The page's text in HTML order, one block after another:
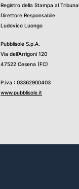
Registro della Stampa al
Direttore Responsabile
Ludovico Luongo
Pubblisole S.p.A.
Via dell’Arrigoni 120
47522 Cesena (FC)
P.iva : 03362900403
www.pubblisole.it